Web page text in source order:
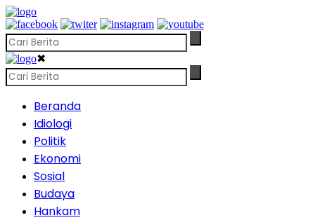
✖
Beranda
Idiologi
Politik
Ekonomi
Sosial
Budaya
Hankam